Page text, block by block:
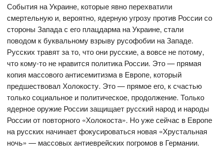
События на Украине, которые явно перехватили
смертельную и, вероятно, ядерную угрозу против России со
стороны Запада с его плацдарма на Украине, стали
поводом к буквальному взрыву русофобии на Западе.
Русских травят за то, что они русские, а вовсе не потому,
что кому-то не нравится политика России. Это — прямая
копия массового антисемитизма в Европе, который
предшествовал Холокосту. Это — прямое его, к счастью
только социальное и политическое, продолжение. Только
ядерное оружие России защищает русский народ и народы
России от повторного «Холокоста». Но уже сейчас в Европе
на русских начинает фокусироваться новая «Хрустальная
ночь» — массовых антиеврейских погромов в Германии.